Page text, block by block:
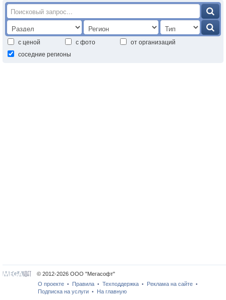
с ценой с фото
от организаций
соседние регионы
© 2012-2026 ООО "Мегасофт"
О проекте • Правила • Техподдержка • Реклама на сайте •
Подписка на услуги • На главную